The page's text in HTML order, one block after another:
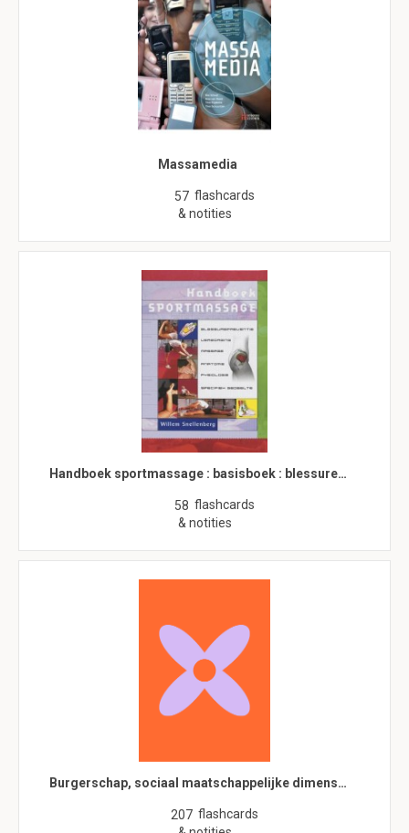
Massamedia
57 flashcards
& notities
Handboek sportmassage : basisboek : blessure…
58 flashcards
& notities
Burgerschap, sociaal maatschappelijke dimens…
207 flashcards